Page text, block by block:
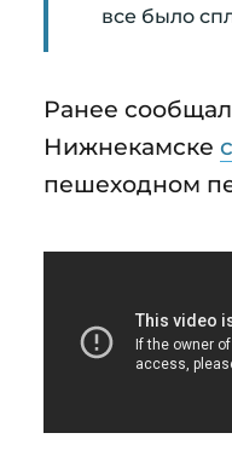
все было
Ранее
Нижнекамске
пешеходном